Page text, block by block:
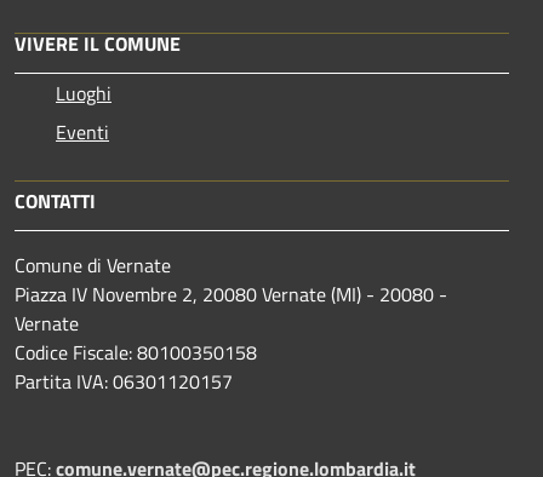
VIVERE IL COMUNE
Luoghi
Eventi
CONTATTI
Comune di Vernate
Piazza IV Novembre 2, 20080 Vernate (MI) - 20080 -
Vernate
Codice Fiscale: 80100350158
Partita IVA: 06301120157
PEC:comune.vernate@pec.regione.lombardia.it